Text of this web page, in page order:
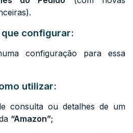
configurar:
configuração para essa
utilizar:
consulta ou detalhes de um
“Amazon”;